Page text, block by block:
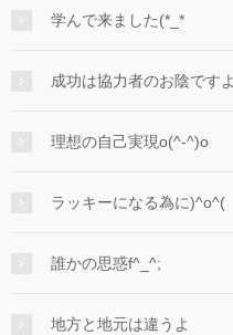
学んで来ました(*_*
成功は協力者のお陰です
理想の自己実現o(^-^)o
ラッキーになる為に)^o^(
誰かの思惑f^_^;
地方と地元は違うよ